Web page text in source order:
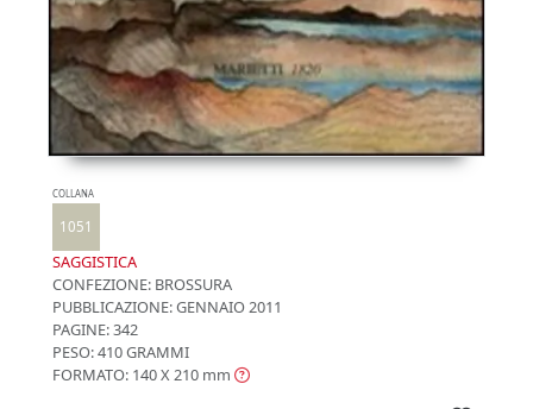
COLLANA
1051
SAGGISTICA
CONFEZIONE: BROSSURA
PUBBLICAZIONE:GENNAIO 2011
PAGINE: 342
PESO: 410 GRAMMI
FORMATO: 140 X 210 mm